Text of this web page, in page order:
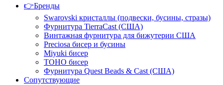
👉Бренды
Swarovski кристаллы (подвески, бусины, стразы)
Фурнитура TierraCast (США)
Винтажная фурнитура для бижутерии США
Preciosa бисер и бусины
Miyuki бисер
TOHO бисер
Фурнитура Quest Beads & Cast (США)
Сопутствующие